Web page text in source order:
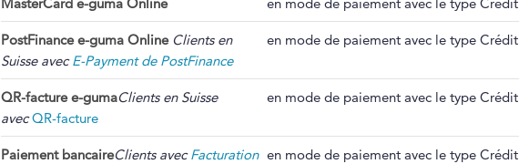
PostFinance e-guma OnlineClients en
Suisse avecE-Payment de PostFinance
en mode de paiement avec le type Crédit
QR-facture e-gumaClients en Suisse
avecQR-facture
en mode de paiement avec le type Crédit
Paiement bancaireClients avecFacturation en mode de paiement avec le type Crédit